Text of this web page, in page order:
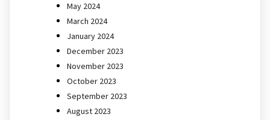
May 2024
March 2024
January 2024
December 2023
November 2023
October 2023
September 2023
August 2023